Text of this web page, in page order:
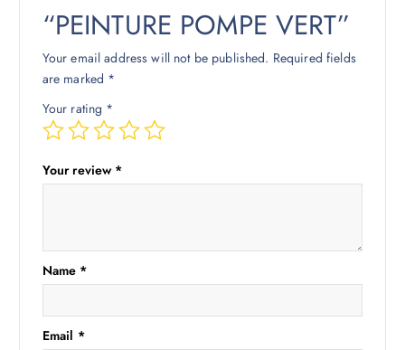
“PEINTURE POMPE VERT”
Your email address will not be published. Required fields
are marked *
Your rating *
Your review *
Name *
Email *